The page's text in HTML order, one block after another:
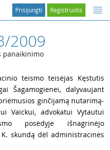
Registruotis
Prisijungti
2009
panaikinimo
teismo teisėjas Kęstutis
Šagamogienei, dalyvaujant
ginčijamą nutarimą-
Vaickui, advokatui Vytautui
posėdyje išnagrinėjo
skundą dėl administracinės